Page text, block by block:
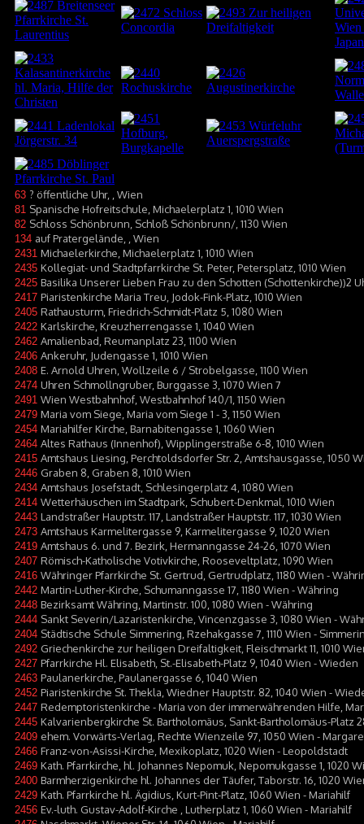
63 ? öffentliche Uhr, , Wien
81 Spanische Hofreitschule, Michaelerplatz 1, 1010 Wien
82 Schloss Schönbrunn, Schloß Schönbrunn/, 1130 Wien
134 auf Pratergelände, , Wien
2431 Michaelerkirche, Michaelerplatz 1, 1010 Wien
2435 Kollegiat- und Stadtpfarrkirche St. Peter, Petersplatz, 1010 Wien
2425 Basilika Unserer Lieben Frau zu den Schotten (Schottenkirche))2
2417 Piaristenkirche Maria Treu, Jodok-Fink-Platz, 1010 Wien
2405 Rathausturm, Friedrich-Schmidt-Platz 5, 1080 Wien
2422 Karlskirche, Kreuzherrengasse 1, 1040 Wien
2462 Amalienbad, Reumanplatz 23, 1100 Wien
2406 Ankeruhr, Judengasse 1, 1010 Wien
2408 E. Arnold Uhren, Wollzeile 6 / Strobelgasse, 1100 Wien
2474 Uhren Schmollngruber, Burggasse 3, 1070 Wien 7
2491 Wien Westbahnhof, Westbahnhof 140/1, 1150 Wien
2479 Maria vom Siege, Maria vom Siege 1 - 3, 1150 Wien
2454 Mariahilfer Kirche, Barnabitengasse 1, 1060 Wien
2464 Altes Rathaus (Innenhof), Wipplingerstraße 6-8, 1010 Wien
2415 Amtshaus Liesing, Perchtoldsdorfer Str. 2, Amtshausgasse, 1050
2446 Graben 8, Graben 8, 1010 Wien
2434 Amtshaus Josefstadt, Schlesingerplatz 4, 1080 Wien
2414 Wetterhäuschen im Stadtpark, Schubert-Denkmal, 1010 Wien
2443 Landstraßer Hauptstr. 117, Landstraßer Hauptstr. 117, 1030 Wien
2473 Amtshaus Karmelitergasse 9, Karmelitergasse 9, 1020 Wien
2419 Amtshaus 6. und 7. Bezirk, Hermanngasse 24-26, 1070 Wien
2407 Römisch-Katholische Votivkirche, Rooseveltplatz, 1090 Wien
2416 Währinger Pfarrkirche St. Gertrud, Gertrudplatz, 1180 Wien -
2442 Martin-Luther-Kirche, Schumanngasse 17, 1180 Wien - Währing
2448 Bezirksamt Währing, Martinstr. 100, 1080 Wien - Währing
2444 Sankt Severin/Lazaristenkirche, Vincenzgasse 3, 1080 Wien -
2404 Städtische Schule Simmering, Rzehakgasse 7, 1110 Wien -
2492 Griechenkirche zur heiligen Dreifaltigkeit, Fleischmarkt 11, 1010
2427 Pfarrkirche Hl. Elisabeth, St.-Elisabeth-Platz 9, 1040 Wien - Wieden
2463 Paulanerkirche, Paulanergasse 6, 1040 Wien
2452 Piaristenkirche St. Thekla, Wiedner Hauptstr. 82, 1040 Wien -
2447 Redemptoristenkirche - Maria von der immerwährenden Hilfe,
2445 Kalvarienbergkirche St. Bartholomäus, Sankt-Bartholomäus-Platz
2409 ehem. Vorwärts-Verlag, Rechte Wienzeile 97, 1050 Wien -
2466 Franz-von-Asissi-Kirche, Mexikoplatz, 1020 Wien - Leopoldstadt
2469 Kath. Pfarrkirche, hl. Johannes Nepomuk, Nepomukgasse 1, 1020
2400 Barmherzigenkirche hl. Johannes der Täufer, Taborstr. 16, 1020
2429 Kath. Pfarrkirche hl. Ägidius, Kurt-Pint-Platz, 1060 Wien - Mariahilf
2456 Ev.-luth. Gustav-Adolf-Kirche , Lutherplatz 1, 1060 Wien - Mariahilf